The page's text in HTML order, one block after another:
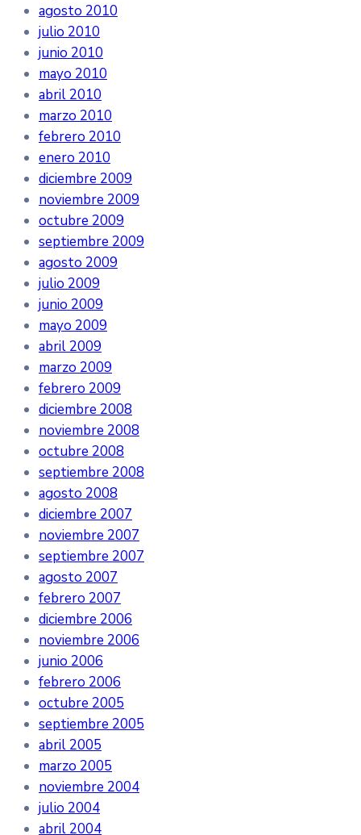
agosto 2010
julio 2010
junio 2010
mayo 2010
abril 2010
marzo 2010
febrero 2010
enero 2010
diciembre 2009
noviembre 2009
octubre 2009
septiembre 2009
agosto 2009
julio 2009
junio 2009
mayo 2009
abril 2009
marzo 2009
febrero 2009
diciembre 2008
noviembre 2008
octubre 2008
septiembre 2008
agosto 2008
diciembre 2007
noviembre 2007
septiembre 2007
agosto 2007
febrero 2007
diciembre 2006
noviembre 2006
junio 2006
febrero 2006
octubre 2005
septiembre 2005
abril 2005
marzo 2005
noviembre 2004
julio 2004
abril 2004